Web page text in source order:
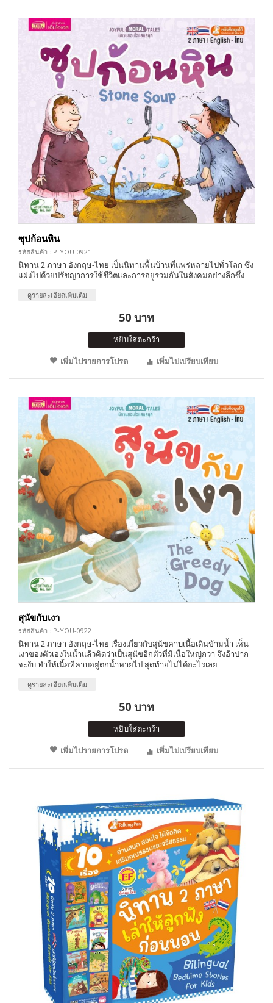
ซุปก้อนหิน
รหัสสินค้า : P-YOU-0921
นิทาน 2 ภาษา อังกฤษ-ไทย เป็นนิทานพื้นบ้านที่แพร่หลายไปทั่วโลก ซึ่ง
แฝงไปด้วยปรัชญาการใช้ชีวิตและการอยู่ร่วมกันในสังคมอย่างลึกซึ้ง
ดูรายละเอียดเพิ่มเติม
50 บาท
หยิบใส่ตะกร้า
เพิ่มไปรายการโปรด
เพิ่มไปเปรียบเทียบ
สุนัขกับเงา
รหัสสินค้า : P-YOU-0922
นิทาน 2 ภาษา อังกฤษ-ไทย เรื่องเกี่ยวกับสุนัขคาบเนื้อเดินข้ามน้ำ เห็น
เงาของตัวเองในน้ำแล้วคิดว่าเป็นสุนัขอีกตัวที่มีเนื้อใหญ่กว่า จึงอ้าปาก
จะงับ ทำให้เนื้อที่คาบอยู่ตกน้ำหายไป สุดท้ายไม่ได้อะไรเลย
ดูรายละเอียดเพิ่มเติม
50 บาท
หยิบใส่ตะกร้า
เพิ่มไปรายการโปรด
เพิ่มไปเปรียบเทียบ